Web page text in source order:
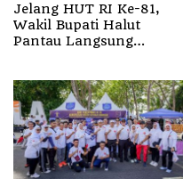
Jelang HUT RI Ke-81,
Wakil Bupati Halut
Pantau Langsung